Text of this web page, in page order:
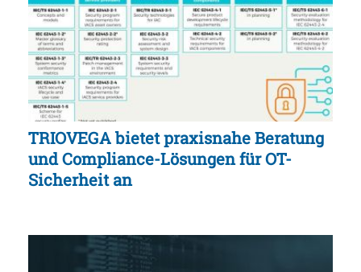
TRIOVEGA bietet praxisnahe Beratung
und Compliance-Lösungen für OT-
Sicherheit an